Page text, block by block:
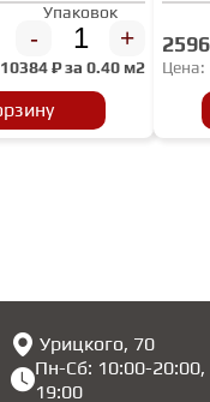
Упаковок
- +
10384₽ за0.40 м2 Цена:
Урицкого, 70
Пн-Сб: 10:00-20:00,
19:00